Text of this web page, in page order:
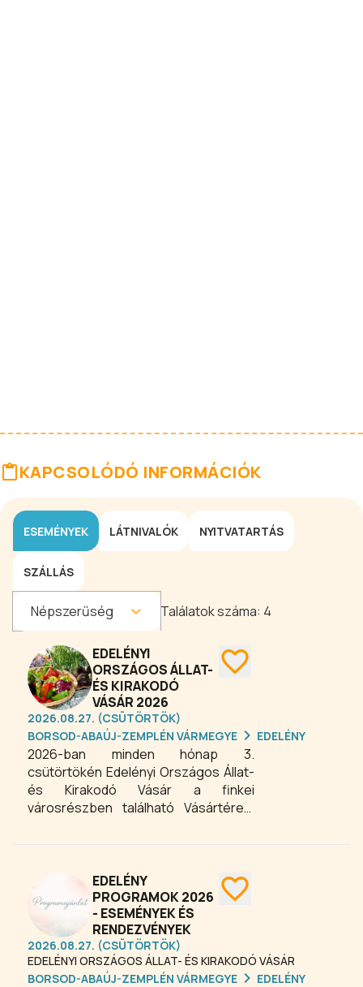
KAPCSOLÓDÓ INFORMÁCIÓK
ESEMÉNYEK LÁTNIVALÓK NYITVATARTÁS
SZÁLLÁS
Népszerűség Találatok száma: 4
EDELÉNYI
ORSZÁGOS ÁLLAT-
ÉS KIRAKODÓ
VÁSÁR 2026
2026.08.27. (CSÜTÖRTÖK)
BORSOD-ABAÚJ-ZEMPLÉN VÁRMEGYE
EDELÉNY
2026-ban minden hónap 3.
csütörtökén Edelényi Országos Állat-
és Kirakodó Vásár a finkei
városrészben található Vásártéren.
népszerű helyi eseménye, ahol a
kézműves termékekkel és vásári
hangulattal találkozhatnak. A piac
remek lehetőséget kínál arra, hogy a
környék gazdái és kézművesei
közvetlenül mutassák be portékáikat
a vásárlóknak.
EDELÉNY
PROGRAMOK 2026
- ESEMÉNYEK ÉS
RENDEZVÉNYEK
2026.08.27. (CSÜTÖRTÖK)
EDELÉNYI ORSZÁGOS ÁLLAT- ÉS KIRAKODÓ VÁSÁR
BORSOD-ABAÚJ-ZEMPLÉN VÁRMEGYE
EDELÉNY